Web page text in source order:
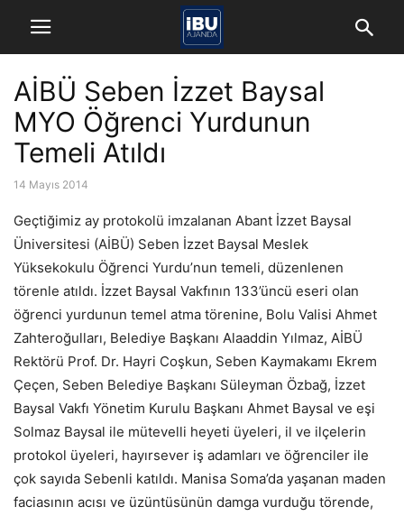
AİBÜ Seben İzzet Baysal
MYO Öğrenci Yurdunun
Temeli Atıldı
14 Mayıs 2014
Geçtiğimiz ay protokolü imzalanan Abant İzzet Baysal
Üniversitesi (AİBÜ) Seben İzzet Baysal Meslek
Yüksekokulu Öğrenci Yurdu’nun temeli, düzenlenen
törenle atıldı. İzzet Baysal Vakfının 133’üncü eseri olan
öğrenci yurdunun temel atma törenine, Bolu Valisi Ahmet
Zahteroğulları, Belediye Başkanı Alaaddin Yılmaz, AİBÜ
Rektörü Prof. Dr. Hayri Coşkun, Seben Kaymakamı Ekrem
Çeçen, Seben Belediye Başkanı Süleyman Özbağ, İzzet
Baysal Vakfı Yönetim Kurulu Başkanı Ahmet Baysal ve eşi
Solmaz Baysal ile mütevelli heyeti üyeleri, il ve ilçelerin
protokol üyeleri, hayırsever iş adamları ve öğrenciler ile
çok sayıda Sebenli katıldı. Manisa Soma’da yaşanan maden
faciasının acısı ve üzüntüsünün damga vurduğu törende,